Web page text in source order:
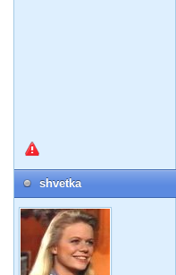
shvetka